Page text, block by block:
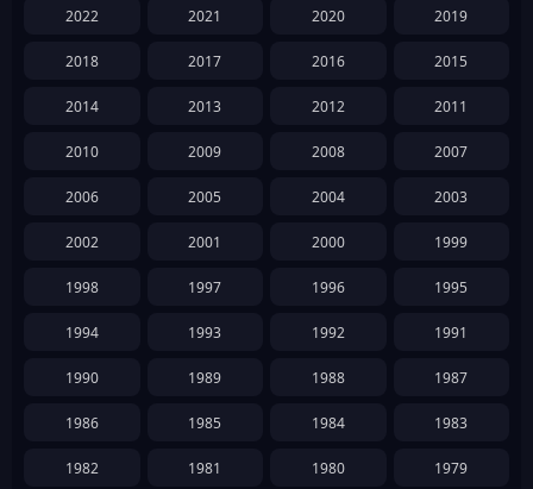
2022 2021 2020 2019
2018 2017 2016 2015
2014 2013 2012 2011
2010 2009 2008 2007
2006 2005 2004 2003
2002 2001 2000 1999
1998 1997 1996 1995
1994 1993 1992 1991
1990 1989 1988 1987
1986 1985 1984 1983
1982 1981 1980 1979